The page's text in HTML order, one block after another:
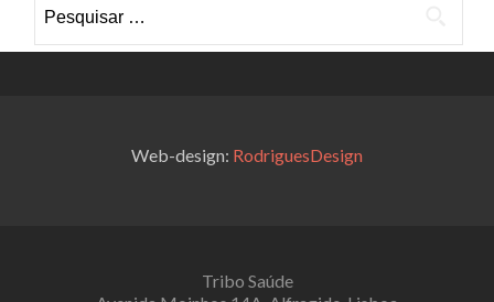
por:
Web-design: RodriguesDesign
Tribo Saúde